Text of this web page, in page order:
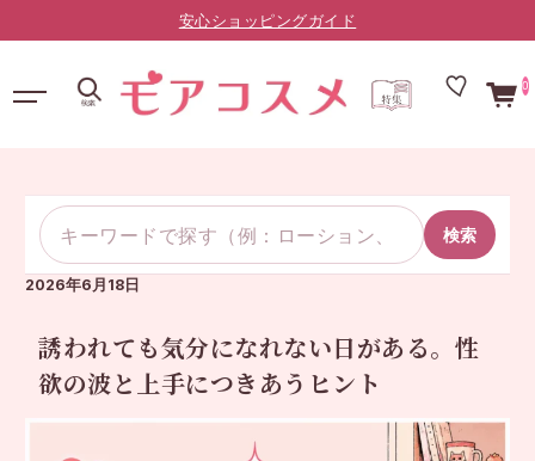
0
検索
2026年6月18日
誘われても気分になれない日がある。性
欲の波と上手につきあうヒント
LINE友だち限定：¥10,000以上で送料無料（登録はこちら）